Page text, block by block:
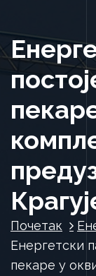
а
ј
Почетак
Енергетски
пекаре у